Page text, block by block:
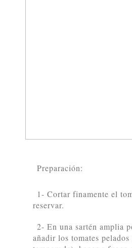
Preparación:
1- Cortar finamente el
reservar.
2- En una sartén amplia
añadir los tomates